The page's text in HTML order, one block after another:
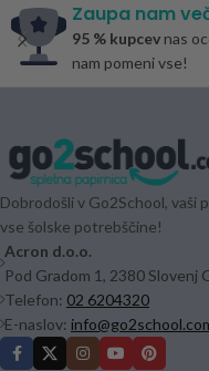
Zaupa nam
95 % kupcev nas
nam pomeni vse!
Dobrodošli v Go2School, vaši
vse šolske potrebščine!
Acron d.o.o.
Pod Gradom 1, 2380 Slovenj
Telefon: 02 6204320
E-naslov: